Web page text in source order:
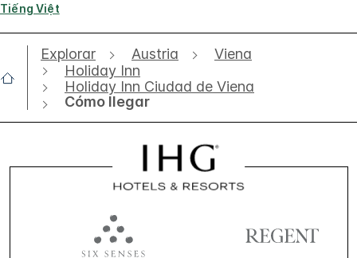
Tiếng Việt
Explorar Austria
Viena
Holiday Inn
Holiday Inn Ciudad de Viena
Cómo llegar